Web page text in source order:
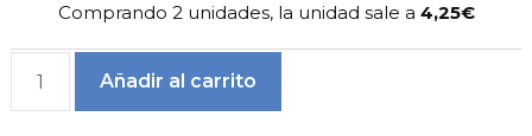
Comprando 2 unidades, la unidad sale a 4,25€
Añadir al carrito